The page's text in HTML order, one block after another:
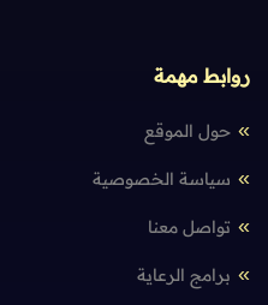
روابط مهمة
حول الموقع
سياسة الخصوصية
تواصل معنا
برامج الرعاية